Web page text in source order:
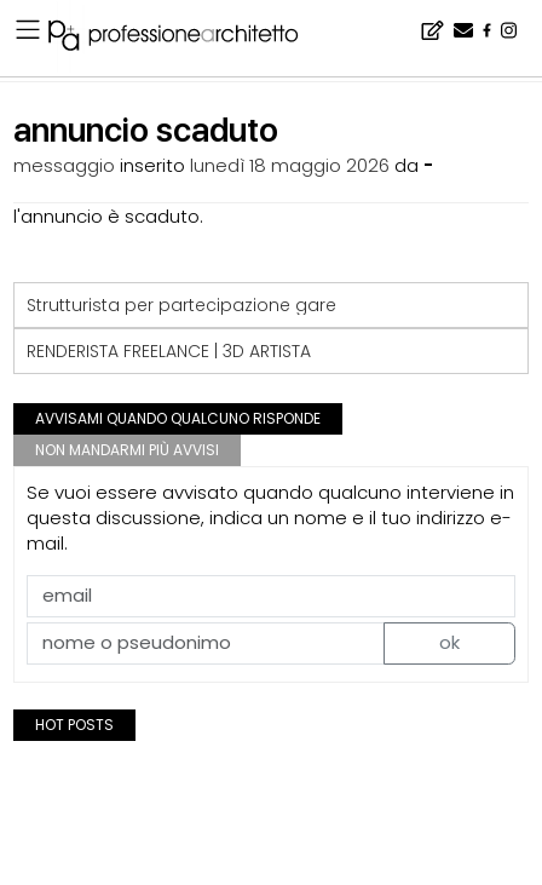
annuncio scaduto
messaggio inseritolunedì 18 maggio 2026 da -
l'annuncio è scaduto.
Strutturista per partecipazione gare
RENDERISTA FREELANCE | 3D ARTISTA
AVVISAMI QUANDO QUALCUNO RISPONDE
NON MANDARMI PIÙ AVVISI
Se vuoi essere avvisato quando qualcuno interviene in
questa discussione, indica un nome e il tuo indirizzo e-
mail.
ok
HOT POSTS